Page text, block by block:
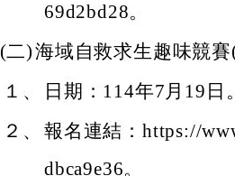
69d2bd28。
(二)海域自救求生趣味競賽
１、
日期：114年7月19日。
２、 報名連結：https://
dbca9e36。